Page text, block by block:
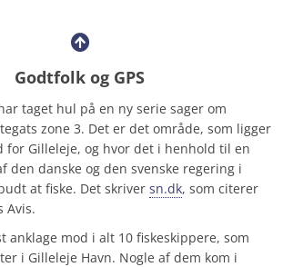
Godtfolk og GPS
taget hul på en ny serie sager om
zone 3. Det er det område, som ligger
for Gilleleje, og hvor det i henhold til en
den danske og den svenske regering i
at fiske. Det skriver sn.dk, som citerer
Avis.
anklage mod i alt 10 fiskeskippere, som
i Gilleleje Havn. Nogle af dem kom i